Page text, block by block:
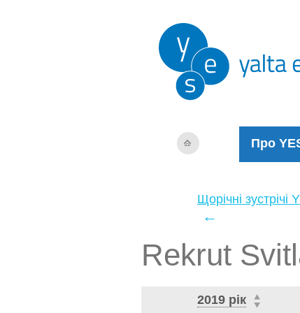
Про
Щорічні зустрічі
←
Rekrut
2019 рік